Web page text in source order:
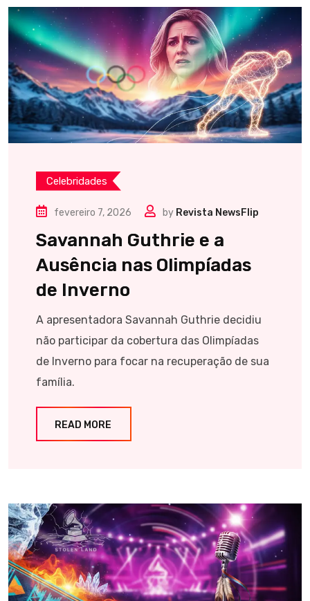
Celebridades
fevereiro 7, 2026 by Revista NewsFlip
Savannah Guthrie e a
Ausência nas Olimpíadas
de Inverno
A apresentadora Savannah Guthrie decidiu
não participar da cobertura das Olimpíadas
de Inverno para focar na recuperação de sua
família.
READ MORE